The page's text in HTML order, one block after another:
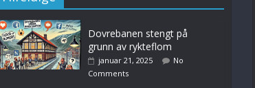
Dovrebanen stengt på
grunn av rykteflom
januar 21, 2025
No
Comments